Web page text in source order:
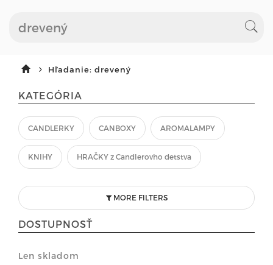
Hľadanie: drevený
KATEGÓRIA
CANDLERKY CANBOXY AROMALAMPY
KNIHY HRAČKY z Candlerovho detstva
MORE FILTERS
DOSTUPNOSŤ
Len skladom